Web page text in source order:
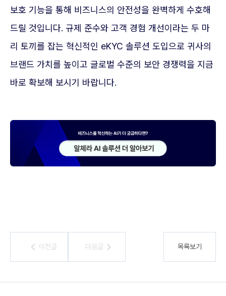
보호 기능을 통해 비즈니스의 안전성을 완벽하게 수호해
드릴 것입니다. 규제 준수와 고객 경험 개선이라는 두 마
리 토끼를 잡는 혁신적인 eKYC 솔루션 도입으로 귀사의
브랜드 가치를 높이고 글로벌 수준의 보안 경쟁력을 지금
바로 확보해 보시기 바랍니다.
이전글
이전글 다음글
다음글 목록보기